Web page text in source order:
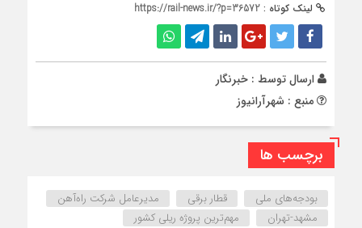
لینک کوتاه : https://rail-news.ir/?p=36572
ارسال توسط : خبرنگار
منبع : شهرآرانیوز
برچسب ها
بودجه‌های ملی قطار برقی
مدیرعامل شرکت راه‌آهن
مشهد-تهران
مهم‌ترین پروژه ریلی کشور